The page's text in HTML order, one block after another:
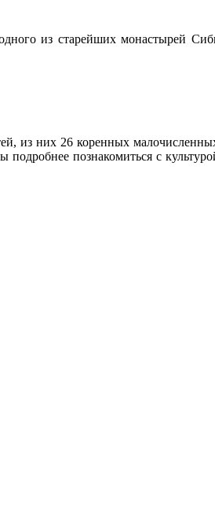
из старейших монастырей
из них 26 коренных
познакомиться с